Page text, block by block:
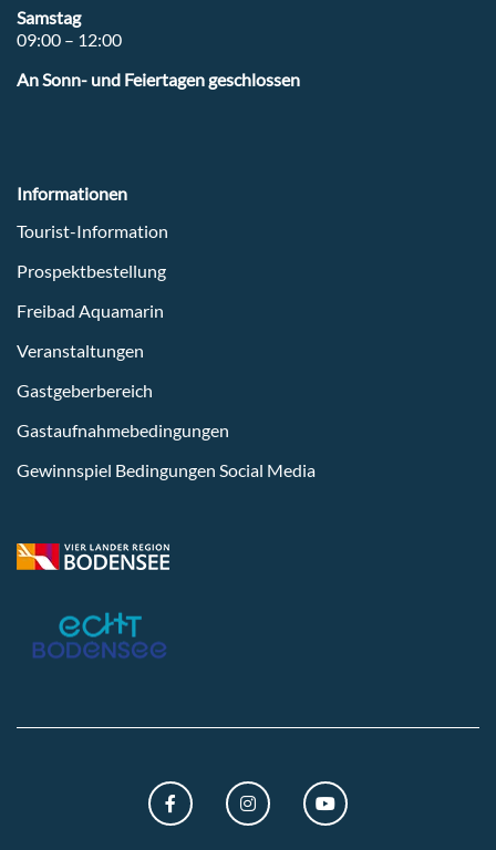
Samstag
09:00 – 12:00
An Sonn- und Feiertagen geschlossen
Informationen
Tourist-Information
Prospektbestellung
Freibad Aquamarin
Veranstaltungen
Gastgeberbereich
Gastaufnahmebedingungen
Gewinnspiel Bedingungen Social Media
FACEBOOKINSTAGRAMYOUTUBE